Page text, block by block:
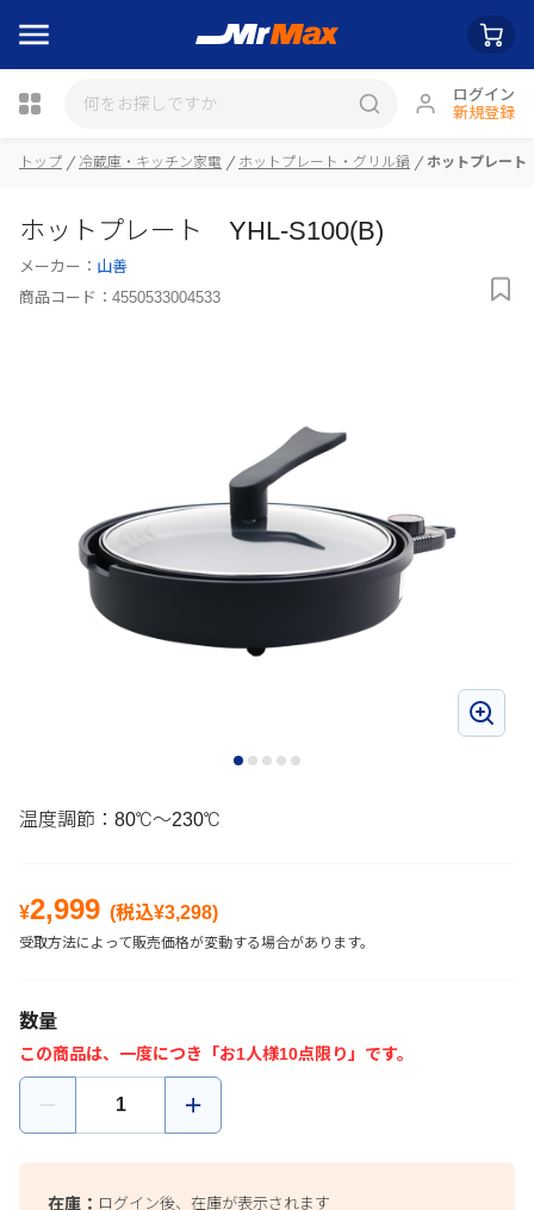
ログイン
新規登録
トップ 冷蔵庫・キッチン家電 ホットプレート・グリル鍋 ホットプレー
ホットプレート YHL-S100(B)
メーカー： 山善
商品コード： 4550533004533
温度調節：80℃～230℃
¥2,999 (税込¥3,298)
受取方法によって販売価格が変動する場合があります。
数量
この商品は、一度につき「お1人様10点限り」です。
在庫： ログイン後、在庫が表示されます